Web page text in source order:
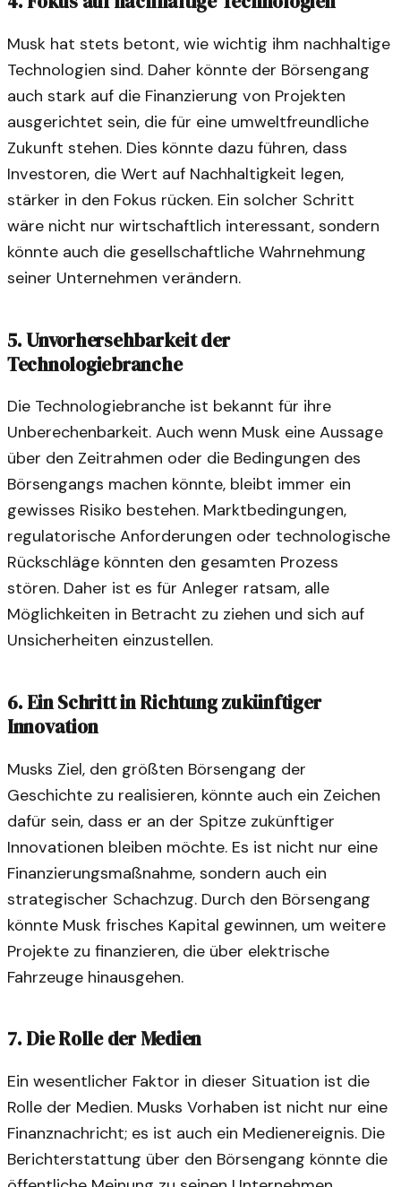
Musk hat stets betont, wie wichtig ihm nachhaltige
Technologien sind. Daher könnte der Börsengang
auch stark auf die Finanzierung von Projekten
ausgerichtet sein, die für eine umweltfreundliche
Zukunft stehen. Dies könnte dazu führen, dass
Investoren, die Wert auf Nachhaltigkeit legen,
stärker in den Fokus rücken. Ein solcher Schritt
wäre nicht nur wirtschaftlich interessant, sondern
könnte auch die gesellschaftliche Wahrnehmung
seiner Unternehmen verändern.
5. Unvorhersehbarkeit der
Technologiebranche
Die Technologiebranche ist bekannt für ihre
Unberechenbarkeit. Auch wenn Musk eine Aussage
über den Zeitrahmen oder die Bedingungen des
Börsengangs machen könnte, bleibt immer ein
gewisses Risiko bestehen. Marktbedingungen,
regulatorische Anforderungen oder technologische
Rückschläge könnten den gesamten Prozess
stören. Daher ist es für Anleger ratsam, alle
Möglichkeiten in Betracht zu ziehen und sich auf
Unsicherheiten einzustellen.
6. Ein Schritt in Richtung zukünftiger
Innovation
Musks Ziel, den größten Börsengang der
Geschichte zu realisieren, könnte auch ein Zeichen
dafür sein, dass er an der Spitze zukünftiger
Innovationen bleiben möchte. Es ist nicht nur eine
Finanzierungsmaßnahme, sondern auch ein
strategischer Schachzug. Durch den Börsengang
könnte Musk frisches Kapital gewinnen, um weitere
Projekte zu finanzieren, die über elektrische
Fahrzeuge hinausgehen.
7. Die Rolle der Medien
Ein wesentlicher Faktor in dieser Situation ist die
Rolle der Medien. Musks Vorhaben ist nicht nur eine
Finanznachricht; es ist auch ein Medienereignis. Die
Berichterstattung über den Börsengang könnte die